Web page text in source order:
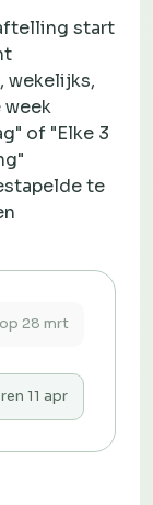
start
wekelijks,
week
of "Elke 3
te
28 mrt
11 apr